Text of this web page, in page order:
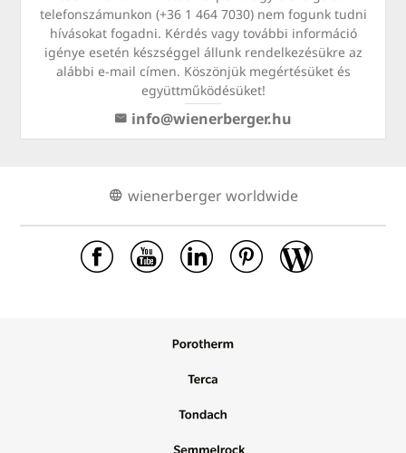
telefonszámunkon (+36 1 464 7030) nem fogunk tudni
hívásokat fogadni. Kérdés vagy további információ
igénye esetén készséggel állunk rendelkezésükre az
alábbi e-mail címen. Köszönjük megértésüket és
együttműködésüket!
info@wienerberger.hu
wienerberger worldwide